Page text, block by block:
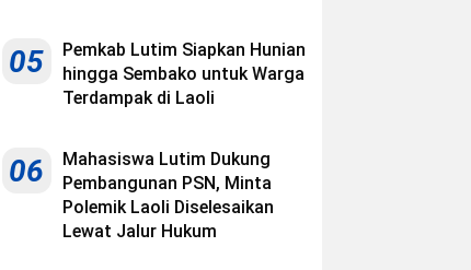
05
Pemkab Lutim Siapkan Hunian
hingga Sembako untuk Warga
Terdampak di Laoli
06
Mahasiswa Lutim Dukung
Pembangunan PSN, Minta
Polemik Laoli Diselesaikan
Lewat Jalur Hukum